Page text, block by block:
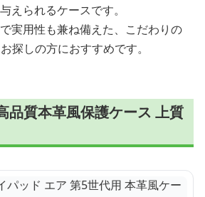
えられるケースです。
実用性も兼ね備えた、こだわりの
探しの方におすすめです。
品質本革風保護ケース 上質